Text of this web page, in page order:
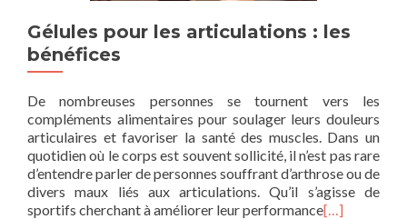
Gélules pour les articulations : les
bénéfices
De nombreuses personnes se tournent vers les
compléments alimentaires pour soulager leurs douleurs
articulaires et favoriser la santé des muscles. Dans un
quotidien où le corps est souvent sollicité, il n’est pas rare
d’entendre parler de personnes souffrant d’arthrose ou de
divers maux liés aux articulations. Qu’il s’agisse de
sportifs cherchant à améliorer leur performance[…]